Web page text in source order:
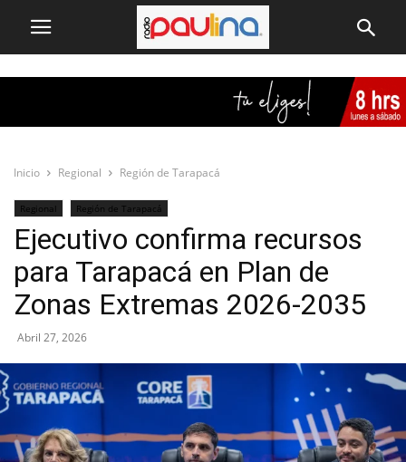
Inicio Regional Región de Tarapacá
Regional Región de Tarapacá
Ejecutivo confirma recursos
para Tarapacá en Plan de
Zonas Extremas 2026-2035
Abril 27, 2026